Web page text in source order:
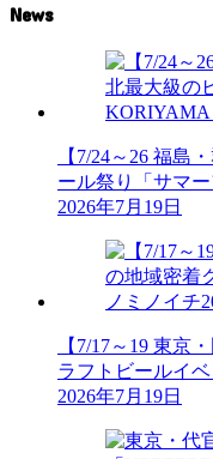
News
【7/24～26 福島
ール祭り「サマ
2026年7月19日
【7/17～19 東京
ラフトビールイ
2026年7月19日